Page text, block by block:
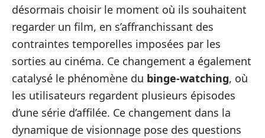
désormais choisir le moment où ils souhaitent
regarder un film, en s’affranchissant des
contraintes temporelles imposées par les
sorties au cinéma. Ce changement a également
catalysé le phénomène du binge-watching, où
les utilisateurs regardent plusieurs épisodes
d’une série d’affilée. Ce changement dans la
dynamique de visionnage pose des questions